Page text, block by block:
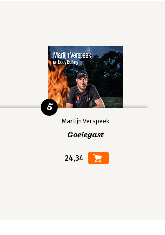
Martijn Verspeek
Goeiegast
24,34
5